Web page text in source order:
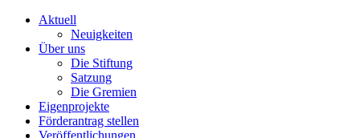
Aktuell
Neuigkeiten
Über uns
Die Stiftung
Satzung
Die Gremien
Eigenprojekte
Förderantrag stellen
Veröffentlichungen